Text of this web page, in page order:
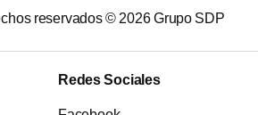
reservados © 2026Grupo SDP
Redes Sociales